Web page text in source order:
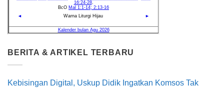
BERITA & ARTIKEL TERBARU
Kebisingan Digital, Uskup Didik Ingatkan Komsos Tak